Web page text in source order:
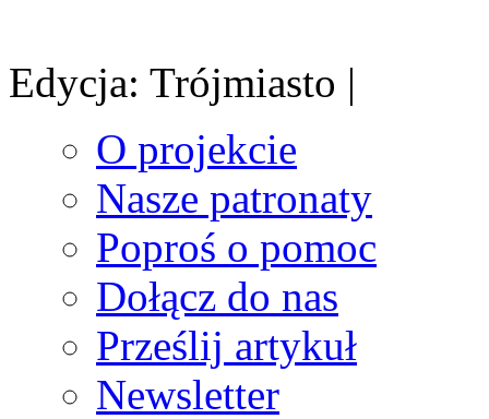
Edycja: Trójmiasto |
O projekcie
Nasze patronaty
Poproś o pomoc
Dołącz do nas
Prześlij artykuł
Newsletter